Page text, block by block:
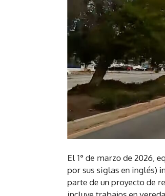
El 1° de marzo de 2026,
por sus siglas en inglés)
parte de un proyecto de